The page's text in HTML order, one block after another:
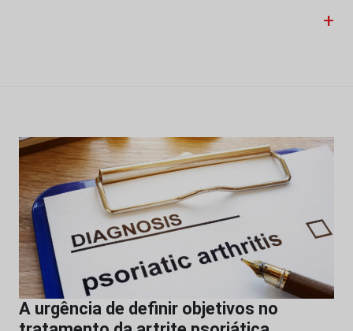
+
A urgência de definir objetivos no